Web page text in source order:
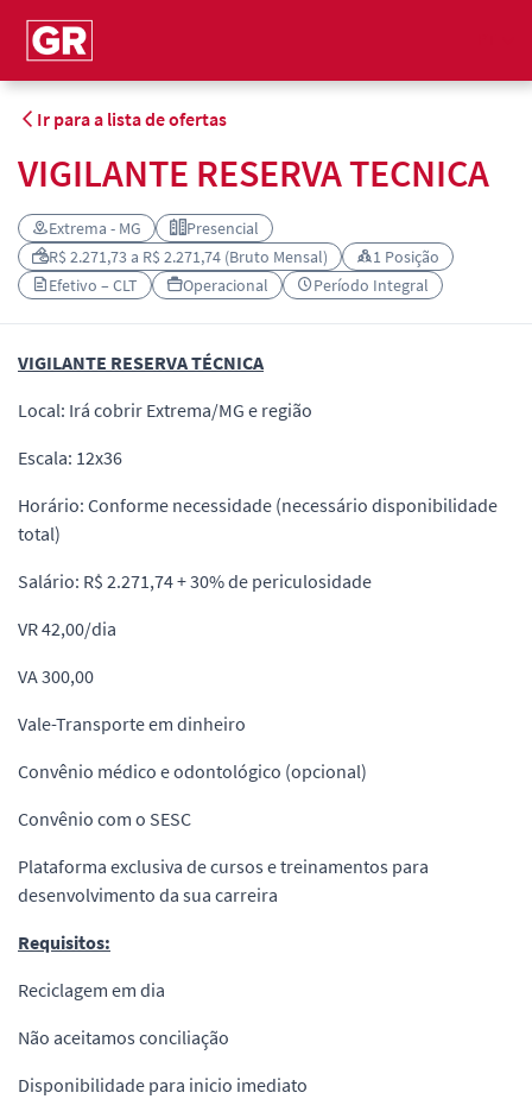
Ir para a lista de ofertas
VIGILANTE RESERVA TECNICA
Extrema - MG
Presencial
R$ 2.271,73 a R$ 2.271,74 (Bruto Mensal)
1 Posição
Efetivo – CLT
Operacional Período Integral
VIGILANTE RESERVA TÉCNICA
Local: Irá cobrir Extrema/MG e região
Escala: 12x36
Horário: Conforme necessidade (necessário disponibilidade
total)
Salário: R$ 2.271,74 + 30% de periculosidade
VR 42,00/dia
VA 300,00
Vale-Transporte em dinheiro
Convênio médico e odontológico (opcional)
Convênio com o SESC
Plataforma exclusiva de cursos e treinamentos para
desenvolvimento da sua carreira
Requisitos:
Reciclagem em dia
Não aceitamos conciliação
Disponibilidade para inicio imediato